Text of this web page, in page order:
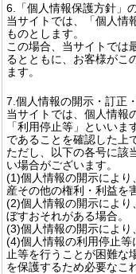
6.「個人情報保護方針」
当サイトでは、「個人情
ものとします。
この場合、当サイトでは
るとともに、お客様がこ
ます。
7.個人情報の開示・訂正
当サイトでは、個人情報
「利用停止等」といい
であることを確認した上
ただし、以下の各号に該
い場合がございます。
(1)個人情報の開示によ
産その他の権利・利益を
(2)個人情報の開示により
ぼすおそれがある場合。
(3)個人情報の開示により
(4)個人情報の利用停止
止等を行うことが困難な
を保護するため必要なこ